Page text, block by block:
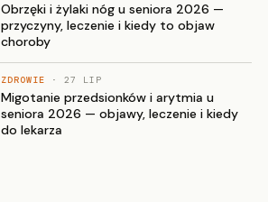
Obrzęki i żylaki nóg u seniora 2026 —
przyczyny, leczenie i kiedy to objaw
choroby
ZDROWIE · 27 LIP
Migotanie przedsionków i arytmia u
seniora 2026 — objawy, leczenie i kiedy
do lekarza